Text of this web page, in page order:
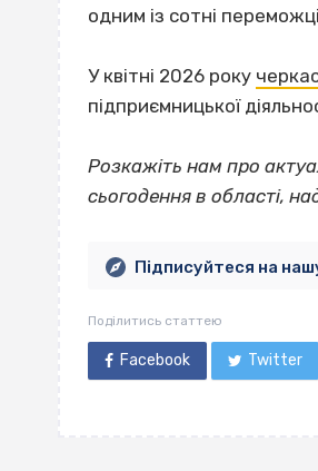
одним із сотні
У квітні 2026 року
підприємницької
Розкажіть нам про
сьогодення в області,
Підписуйтеся на
Поділитись статтею
Facebook Twitter